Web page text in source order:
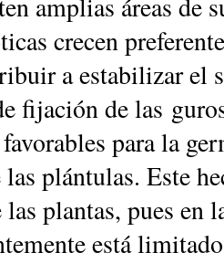
crecen
a estabilizar
fijación de las
para la
plántulas. Este
plantas, pues en
está